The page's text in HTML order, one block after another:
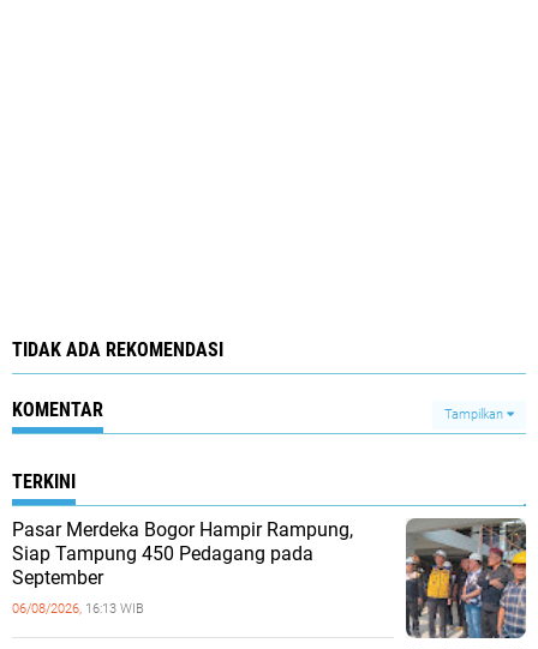
TIDAK ADA REKOMENDASI
KOMENTAR Tampilkan
TERKINI
Pasar Merdeka Bogor Hampir Rampung,
Siap Tampung 450 Pedagang pada
September
06/08/2026, 16:13 WIB